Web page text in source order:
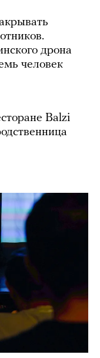
дрона
человек
Balzi